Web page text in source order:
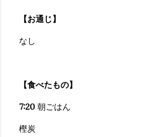
【お通じ】
なし
【食べたもの】
7:20 朝ごはん
樫炭